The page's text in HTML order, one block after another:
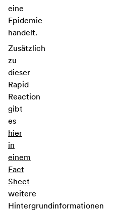
eine
Epidemie
handelt.
Zusätzlich
zu
dieser
Rapid
Reaction
gibt
es
hier
in
einem
Fact
Sheet
weitere
Hintergrundinformationen